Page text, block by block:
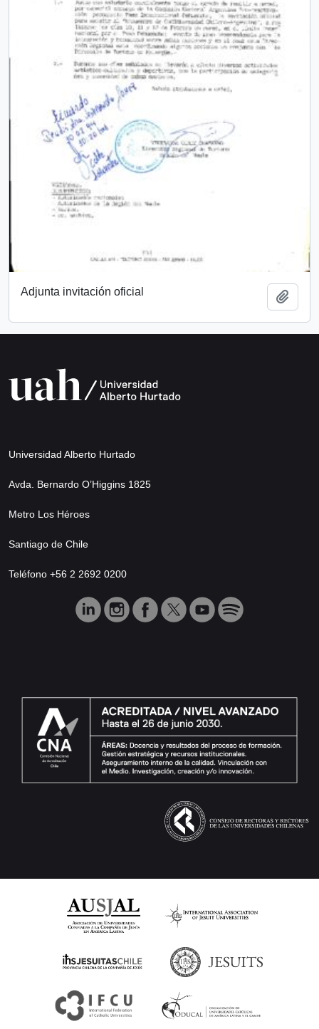
Adjunta invitación oficial
Universidad Alberto Hurtado
Avda. Bernardo O’Higgins 1825
Metro Los Héroes
Santiago de Chile
Teléfono +56 2 2692 0200